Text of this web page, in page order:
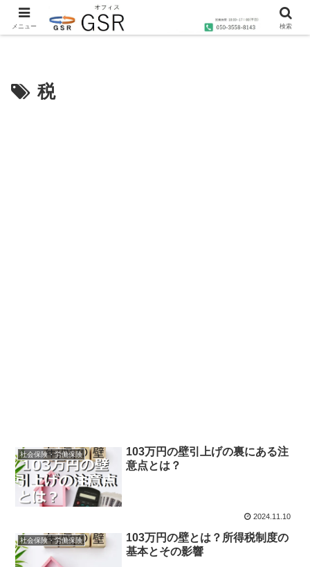
沖縄の社労士・行政書士・1級FP技能士によるコンサルティングならオフィス
税
社会保険・労働保険
103万円の壁引上げの裏にある注
意点とは？
2024.11.10
社会保険・労働保険
103万円の壁とは？所得税制度の
基本とその影響
メニュー 検索